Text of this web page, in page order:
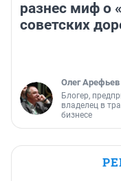
разнес миф о
советских
Олег Арефьев
Блогер,
владелец в
бизнесе